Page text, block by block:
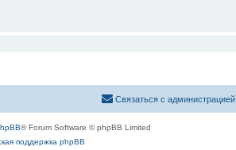
Связаться с администрацией
® Forum Software © phpBB Limited
поддержка phpBB